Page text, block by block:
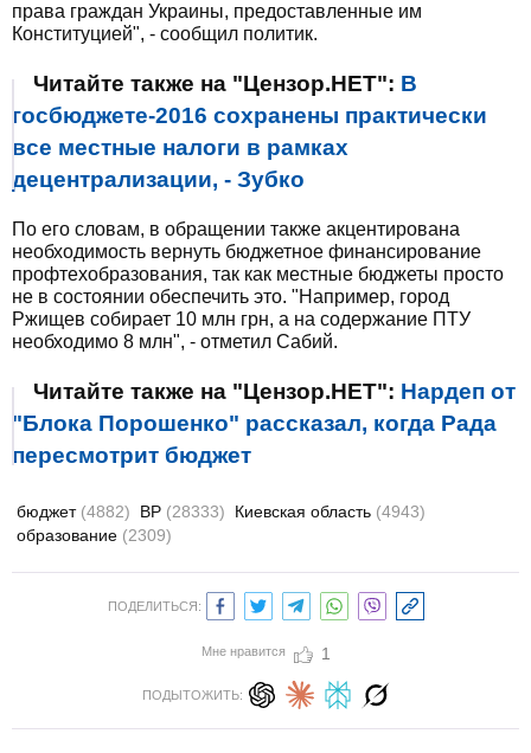
права граждан Украины, предоставленные им
Конституцией", - сообщил политик.
Читайте также на "Цензор.НЕТ": В
госбюджете-2016 сохранены практически
все местные налоги в рамках
децентрализации, - Зубко
По его словам, в обращении также акцентирована
необходимость вернуть бюджетное финансирование
профтехобразования, так как местные бюджеты просто
не в состоянии обеспечить это. "Например, город
Ржищев собирает 10 млн грн, а на содержание ПТУ
необходимо 8 млн", - отметил Сабий.
Читайте также на "Цензор.НЕТ": Нардеп от
"Блока Порошенко" рассказал, когда Рада
пересмотрит бюджет
бюджет (4882) ВР (28333) Киевская область (4943)
образование (2309)
ПОДЕЛИТЬСЯ:
Мне нравится 1
ПОДЫТОЖИТЬ: